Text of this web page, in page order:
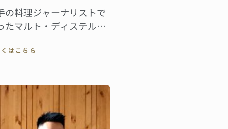
の料理ジャーナリストで
たマルト・ディステルを
来、ル・コルドン・ブル
世界に革新を起こし次世
育成に貢献してきまし
はこちら